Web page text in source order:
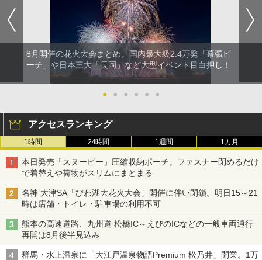
8月開催の花火大会まとめ。国内最大級2.4万発「幕張ビ
ーチ」や日本三大「長岡」など大型イベント目白押し！
● ● ● ● ● ●
アクセスランキング
1時間 24時間 1週間 1カ月
本日発売「スヌーピー」圧縮収納ポーチ。ファスナー閉めるだけ
で着替えや荷物がスリムにまとまる
名神 大津SA「びわ湖大花火大会」開催に伴い閉鎖。明日15～21
時は店舗・トイレ・駐車場の利用不可
熊本の高速道路、九州道 松橋IC～えびのICなどの一般車両通行
再開は8月後半見込み
群馬・水上温泉に「大江戸温泉物語Premium 松乃井」開業。1万